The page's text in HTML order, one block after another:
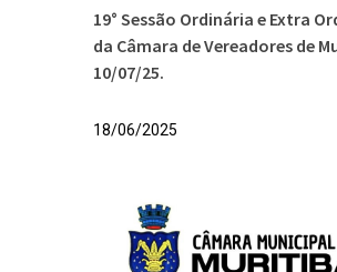
19° Sessão Ordinária e Extra
da Câmara de Vereadores de
10/07/25.
18/06/2025